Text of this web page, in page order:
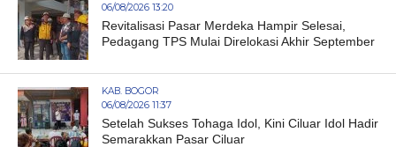
06/08/2026 13:20
Revitalisasi Pasar Merdeka Hampir Selesai,
Pedagang TPS Mulai Direlokasi Akhir September
KAB. BOGOR
06/08/2026 11:37
Setelah Sukses Tohaga Idol, Kini Ciluar Idol Hadir
Semarakkan Pasar Ciluar